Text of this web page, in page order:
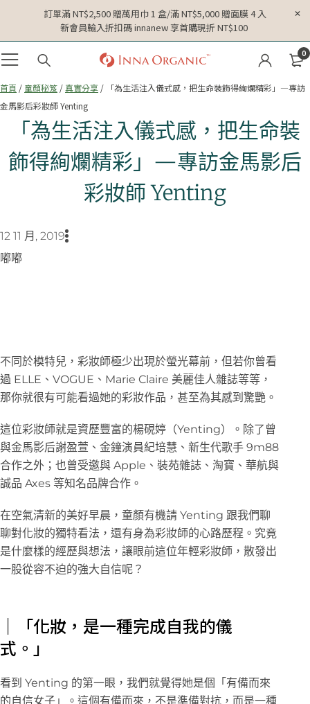
訂單滿 NT$2,500 贈萬用巾 1 盒/滿 NT$5,000 贈面膜 4 入
新會員輸入折扣碼 innanew 享首購現折 NT$100
0
首頁 / 童顏秘笈 /真實分享 / 「為生活注入儀式感，把生命裝飾得絢爛精彩」—專訪
金馬影后彩妝師 Yenting
「為生活注入儀式感，把生命裝
飾得絢爛精彩」—專訪金馬影后
彩妝師 Yenting
12 11 月, 2019
嘟嘟
不同於模特兒，彩妝師極少出現於螢光幕前，但若你曾看
過 ELLE、VOGUE、Marie Claire 美麗佳人雜誌等等，
那你就很有可能看過她的彩妝作品，甚至為其感到驚艷。
這位彩妝師就是資歷豐富的楊硯婷（Yenting）。除了曾
與金馬影后謝盈萱、金鐘演員紀培慧、新生代歌手 9m88
合作之外；也曾受邀與 Apple、裝苑雜誌、淘寶、華航與
誠品 Axes 等知名品牌合作。
在空氣清新的美好早晨，童顏有機請 Yenting 跟我們聊
聊對化妝的獨特看法，還有身為彩妝師的心路歷程。究竟
是什麼樣的經歷與想法，讓眼前這位年輕彩妝師，散發出
一股從容不迫的強大自信呢？
｜「化妝，是一種完成自我的儀
式。」
看到 Yenting 的第一眼，我們就覺得她是個「有備而來
的自信女子」。這個有備而來，不是準備對抗，而是一種